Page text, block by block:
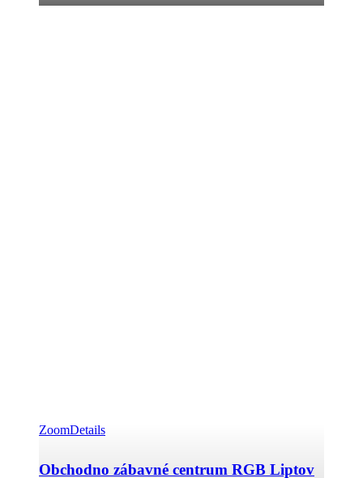
ZoomDetails
Obchodno zábavné centrum RGB Liptov